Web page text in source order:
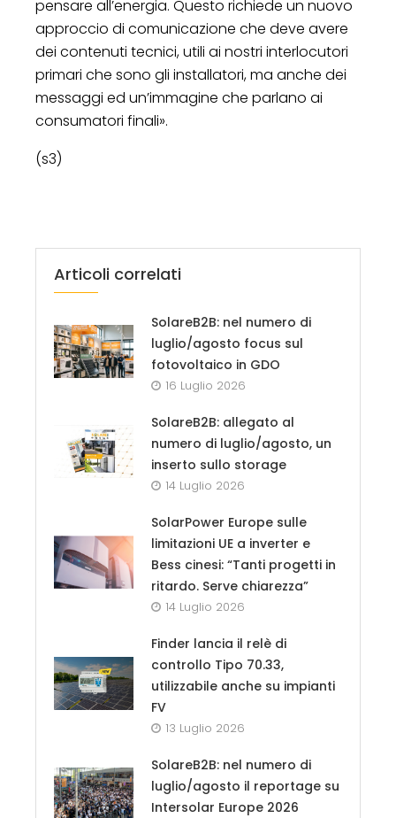
pensare all’energia. Questo richiede un nuovo
approccio di comunicazione che deve avere
dei contenuti tecnici, utili ai nostri interlocutori
primari che sono gli installatori, ma anche dei
messaggi ed un’immagine che parlano ai
consumatori finali».
(s3)
Articoli correlati
SolareB2B: nel numero di
luglio/agosto focus sul
fotovoltaico in GDO
16 Luglio 2026
SolareB2B: allegato al
numero di luglio/agosto, un
inserto sullo storage
14 Luglio 2026
SolarPower Europe sulle
limitazioni UE a inverter e
Bess cinesi: “Tanti progetti in
ritardo. Serve chiarezza”
14 Luglio 2026
Finder lancia il relè di
controllo Tipo 70.33,
utilizzabile anche su impianti
FV
13 Luglio 2026
SolareB2B: nel numero di
luglio/agosto il reportage su
Intersolar Europe 2026